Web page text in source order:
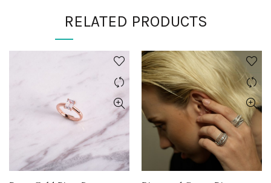
RELATED PRODUCTS